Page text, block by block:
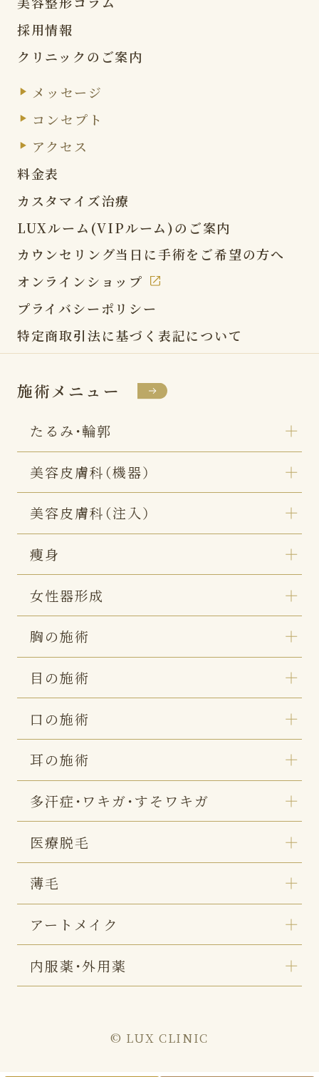
採用情報
クリニックのご案内
メッセージ
コンセプト
アクセス
料金表
カスタマイズ治療
LUXルーム(VIPルーム)の ご案内
カウンセリング当日に手術をご希望の方へ
オンラインショップ
プライバシーポリシー
特定商取引法に基づく表記について
施術メニュー
たるみ・輪郭
美容皮膚科（機器）
美容皮膚科（注入）
痩身
女性器形成
胸の施術
目の施術
口の施術
耳の施術
多汗症・ワキガ・すそワキガ
医療脱毛
薄毛
アートメイク
内服薬・外用薬
© LUX CLINIC